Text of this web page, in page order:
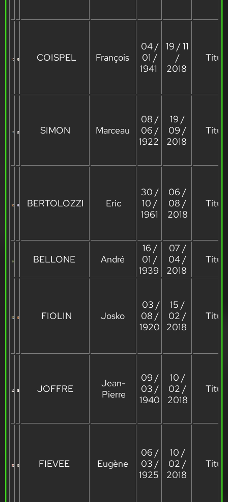
COISPEL François
04 /
01 /
1941
19 / 11
/
2018
SIMON Marceau
08 /
06 /
1922
19 /
09 /
2018
BERTOLOZZI Eric
30 /
10 /
1961
06 /
08 /
2018
BELLONE André
16 /
01 /
1939
07 /
04 /
2018
FIOLIN Josko
03 /
08 /
1920
15 /
02 /
2018
JOFFRE
Jean-
Pierre
09 /
03 /
1940
10 /
02 /
2018
FIEVEE Eugène
06 /
03 /
1925
10 /
02 /
2018